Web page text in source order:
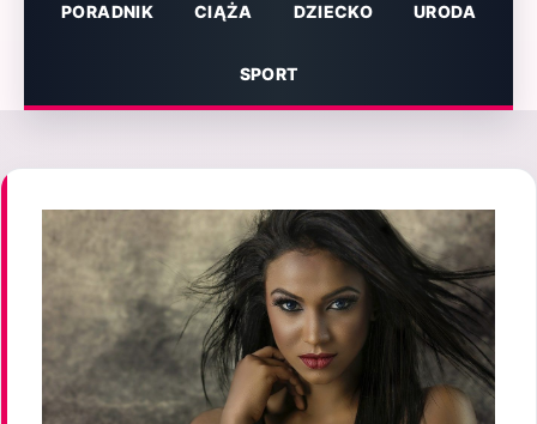
PORADNIK CIĄŻA DZIECKO URODA
SPORT